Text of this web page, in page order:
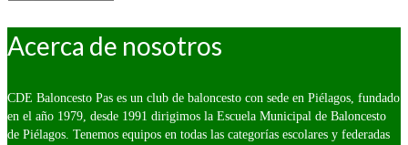
Acerca de nosotros
CDE Baloncesto Pas es un club de baloncesto con sede en Piélagos, fundado
en el año 1979, desde 1991 dirigimos la Escuela Municipal de Baloncesto
de Piélagos. Tenemos equipos en todas las categorías escolares y federadas